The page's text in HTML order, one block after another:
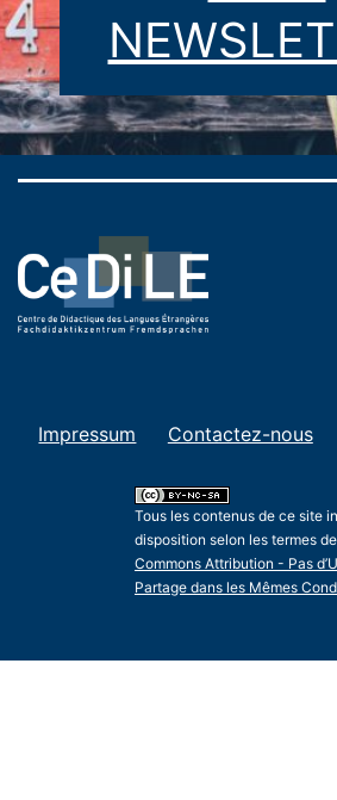
Impressum Contactez-nous
Tous les contenus de ce site
disposition selon les termes
Commons Attribution - Pas
Partage dans les Mêmes